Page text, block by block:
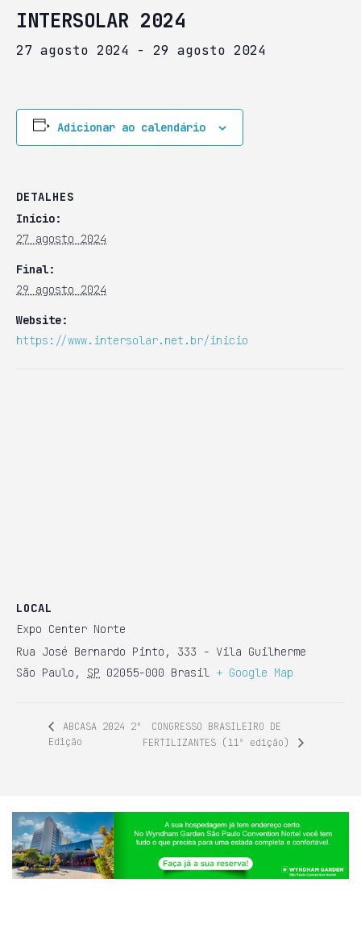
INTERSOLAR 2024
27 agosto 2024 - 29 agosto 2024
Adicionar ao calendário
DETALHES
Início:
27 agosto 2024
Final:
29 agosto 2024
Website:
https://www.intersolar.net.br/inicio
LOCAL
Expo Center Norte
Rua José Bernardo Pinto, 333 - Vila Guilherme
São Paulo , SP 02055-000 Brasil + Google Map
ABCASA 2024 2ª
Edição
CONGRESSO BRASILEIRO DE
FERTILIZANTES (11º edição)